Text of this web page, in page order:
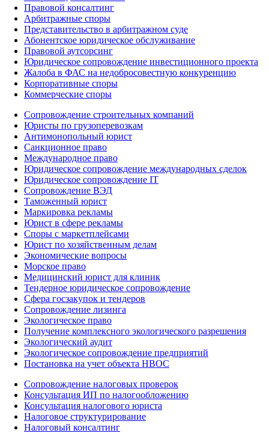
Правовой консалтинг
Арбитражные споры
Представительство в арбитражном суде
Абонентское юридическое обслуживание
Правовой аутсорсинг
Юридическое сопровождение инвестиционного проекта
Жалоба в ФАС на недобросовестную конкуренцию
Корпоративные споры
Коммерческие споры
Сопровождение строительных компаний
Юристы по грузоперевозкам
Антимонопольный юрист
Санкционное право
Международное право
Юридическое сопровождение международных сделок
Юридическое сопровождение IT
Сопровождение ВЭД
Таможенный юрист
Маркировка рекламы
Юрист в сфере рекламы
Споры с маркетплейсами
Юрист по хозяйственным делам
Экономические вопросы
Морское право
Медицинский юрист для клиник
Тендерное юридическое сопровождение
Сфера госзакупок и тендеров
Сопровождение лизинга
Экологическое право
Получение комплексного экологического разрешения
Экологический аудит
Экологическое сопровождение предприятий
Постановка на учет объекта НВОС
Сопровождение налоговых проверок
Консультация ИП по налогообложению
Консультация налогового юриста
Налоговое структурирование
Налоговый консалтинг